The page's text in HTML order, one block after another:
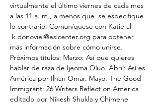
virtualmente el último viernes de cada mes
a las 11 a. m., a menos que  se especifique
lo contrario. Comuníquese con Katie al
k.donoviel@eslcenter.org para obtener
más información sobre cómo unirse.
Próximos títulos: Marzo: Así que quieres
hablar de raza de Ijeoma Oluo. Abril: Así es
América por Ilhan Omar. Mayo: The Good
Immigrant: 26 Writers Reflect on America
editado por Nikesh Shukla y Chimene